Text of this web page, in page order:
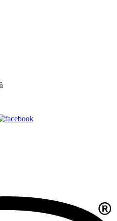
deň